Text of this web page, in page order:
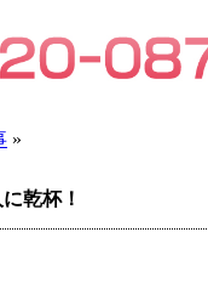
»
乾杯！